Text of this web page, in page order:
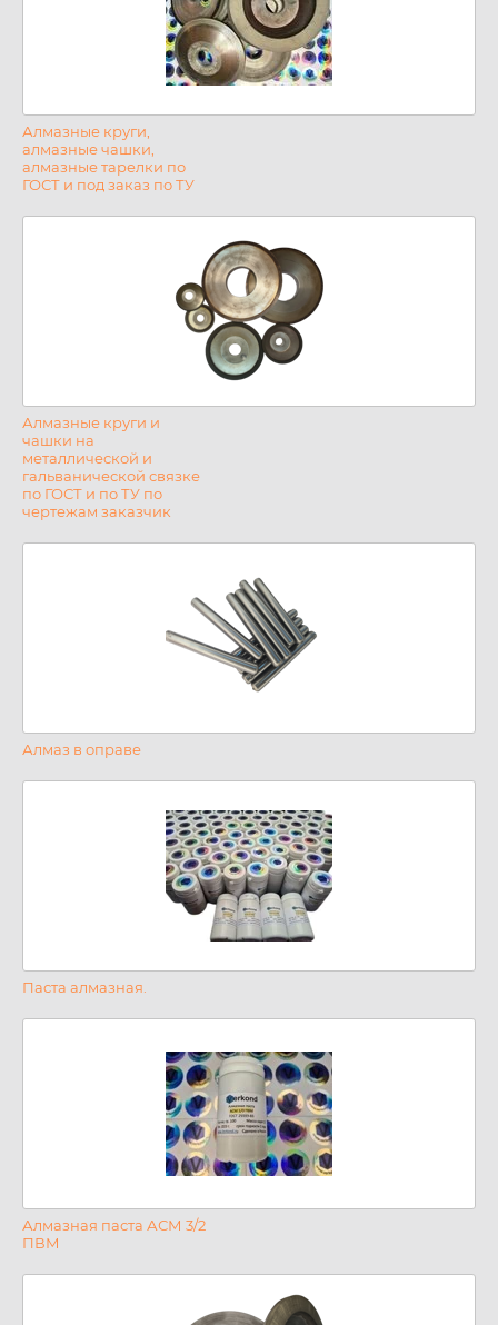
Алмазные круги,
алмазные чашки,
алмазные тарелки по
ГОСТ и под заказ по ТУ
Алмазные круги и
чашки на
металлической и
гальванической связке
по ГОСТ и по ТУ по
чертежам заказчик
Алмаз в оправе
Паста алмазная.
Алмазная паста АСМ 3/2
ПВМ